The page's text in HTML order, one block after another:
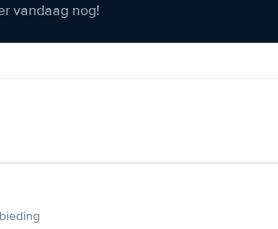
vandaag nog!